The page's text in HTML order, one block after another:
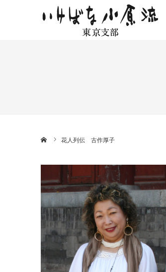
花人列伝 古作厚子